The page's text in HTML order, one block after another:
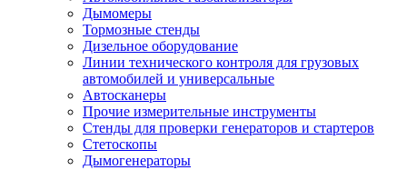
Дымомеры
Тормозные стенды
Дизельное оборудование
Линии технического контроля для грузовых
автомобилей и универсальные
Автосканеры
Прочие измерительные инструменты
Стенды для проверки генераторов и стартеров
Стетоскопы
Дымогенераторы